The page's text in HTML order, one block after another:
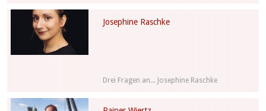
Josephine Raschke
Drei Fragen an... Josephine Raschke